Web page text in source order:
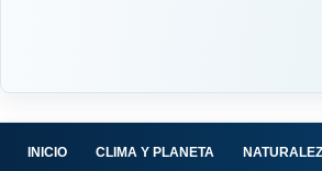
INICIO CLIMA Y PLANETA